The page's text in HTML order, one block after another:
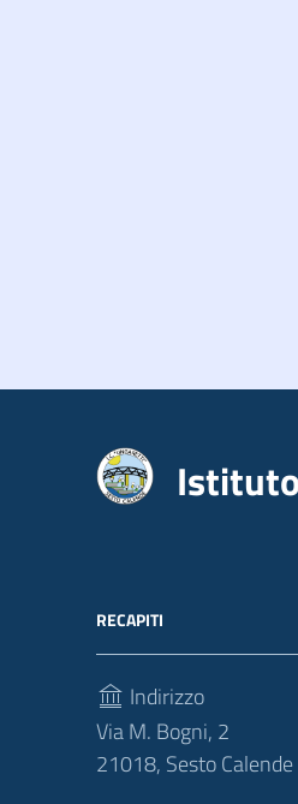
RECAPITI
Indirizzo
Via M. Bogni, 2
21018, Sesto Calende